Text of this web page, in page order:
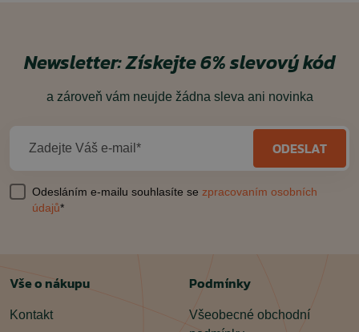
Newsletter:Získejte 6% slevový kód
a zároveň vám neujde žádna sleva ani novinka
Zadejte Váš e-mail* ODESLAT
Odesláním e-mailu souhlasíte se zpracovaním osobních
údajů*
Vše o nákupu
Kontakt
Podmínky
Všeobecné obchodní